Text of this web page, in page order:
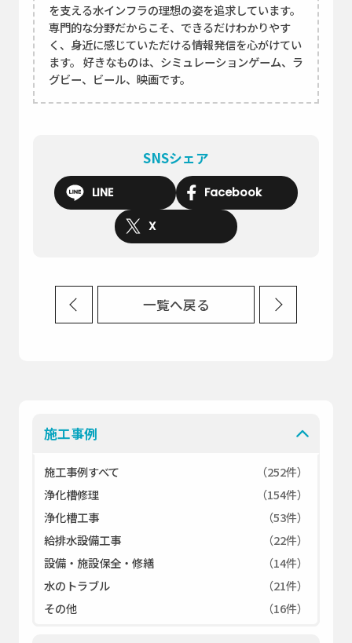
を支える水インフラの理想の姿を追求しています。
専門的な分野だからこそ、できるだけわかりやす
く、身近に感じていただける情報発信を心がけてい
ます。 好きなものは、シミュレーションゲーム、ラ
グビー、ビール、映画です。
SNSシェア
LINE Facebook
X
一覧へ戻る
施工事例
施工事例すべて
（252件）
浄化槽修理
（154件）
浄化槽工事
（53件）
給排水設備工事
（22件）
設備・施設保全・修繕
（14件）
水のトラブル
（21件）
その他
（16件）